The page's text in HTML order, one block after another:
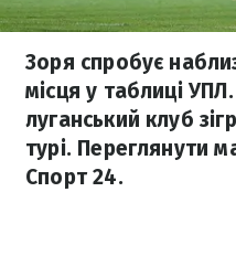
Зоря спробує
місця у таблиці
луганський клуб
турі. Переглянути
Спорт 24.